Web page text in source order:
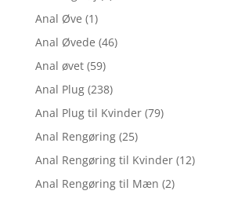
Anal Øve (1)
Anal Øvede (46)
Anal øvet (59)
Anal Plug (238)
Anal Plug til Kvinder (79)
Anal Rengøring (25)
Anal Rengøring til Kvinder (12)
Anal Rengøring til Mæn (2)